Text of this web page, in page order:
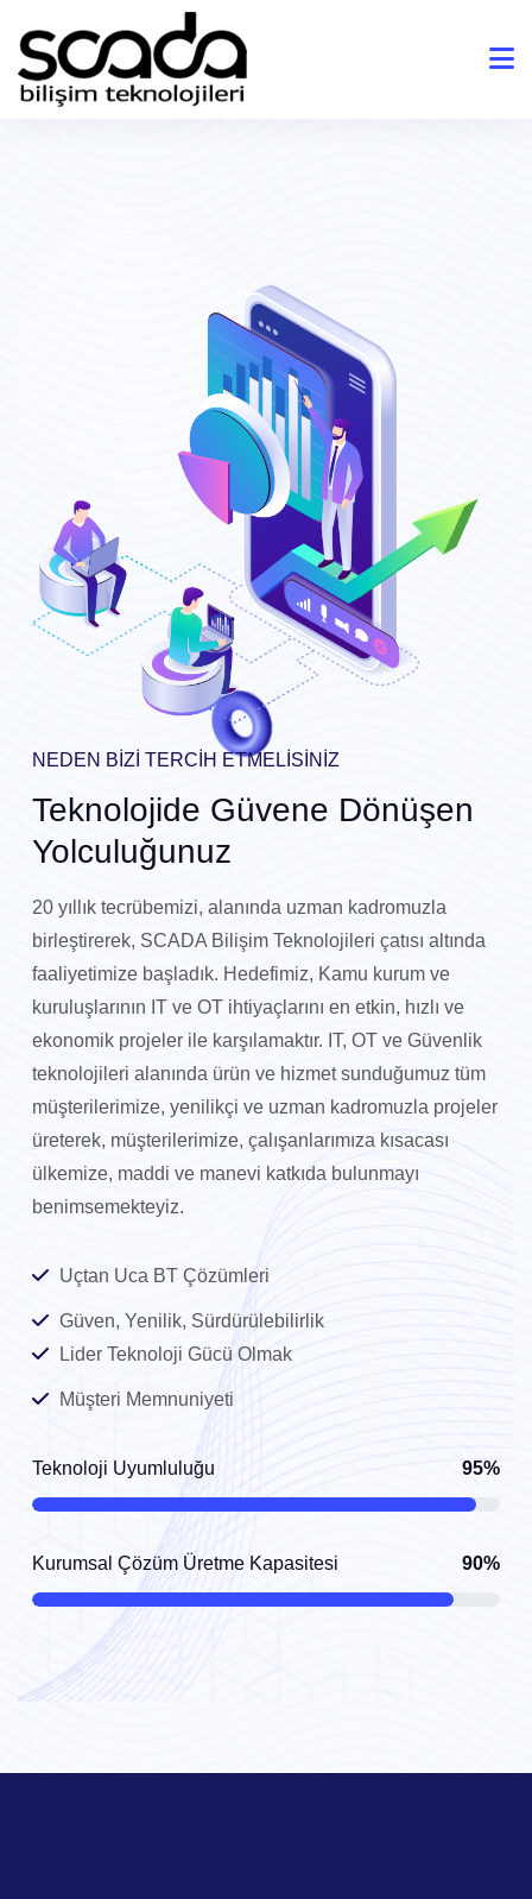
NEDEN BİZİ TERCİH ETMELİSİNİZ
Teknolojide Güvene Dönüşen
Yolculuğunuz
20 yıllık tecrübemizi, alanında uzman kadromuzla
birleştirerek, SCADA Bilişim Teknolojileri çatısı altında
faaliyetimize başladık. Hedefimiz, Kamu kurum ve
kuruluşlarının IT ve OT ihtiyaçlarını en etkin, hızlı ve
ekonomik projeler ile karşılamaktır. IT, OT ve Güvenlik
teknolojileri alanında ürün ve hizmet sunduğumuz tüm
müşterilerimize, yenilikçi ve uzman kadromuzla projeler
üreterek, müşterilerimize, çalışanlarımıza kısacası
ülkemize, maddi ve manevi katkıda bulunmayı
benimsemekteyiz.
Uçtan Uca BT Çözümleri
Güven, Yenilik, Sürdürülebilirlik
Lider Teknoloji Gücü Olmak
Müşteri Memnuniyeti
Teknoloji Uyumluluğu 95%
Kurumsal Çözüm Üretme Kapasitesi 90%